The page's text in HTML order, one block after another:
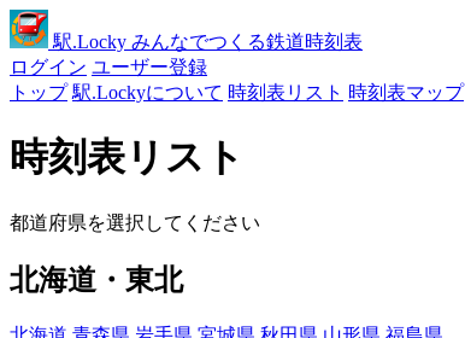
駅.Locky みんなでつくる鉄道時刻表
ログイン ユーザー登録
トップ 駅.Lockyについて 時刻表リスト 時刻表マップ
時刻表リスト
都道府県を選択してください
北海道・東北